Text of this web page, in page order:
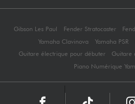
Gibson Les Paul Fender Stratocaster
Yamaha Clavinova
Yamaha PSR
Guitare électrique pour débuter
Guitare
Piano Numérique